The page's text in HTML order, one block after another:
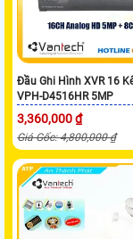
Đầu Ghi Hình XVR 16
VPH-D4516HR 5MP
3,360,000 ₫
Giá Gốc: 4,800,000 ₫